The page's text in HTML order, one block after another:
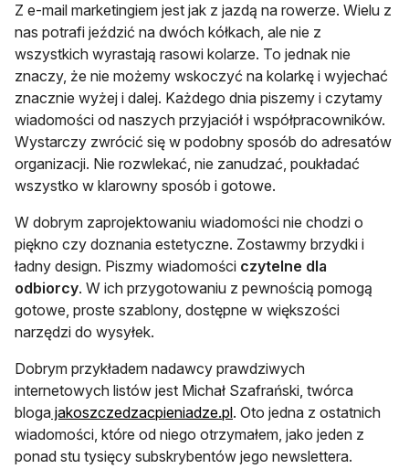
Z e-mail marketingiem jest jak z jazdą na rowerze. Wielu z
nas potrafi jeździć na dwóch kółkach, ale nie z
wszystkich wyrastają rasowi kolarze. To jednak nie
znaczy, że nie możemy wskoczyć na kolarkę i wyjechać
znacznie wyżej i dalej. Każdego dnia piszemy i czytamy
wiadomości od naszych przyjaciół i współpracowników.
Wystarczy zwrócić się w podobny sposób do adresatów
organizacji. Nie rozwlekać, nie zanudzać, poukładać
wszystko w klarowny sposób i gotowe.
W dobrym zaprojektowaniu wiadomości nie chodzi o
piękno czy doznania estetyczne. Zostawmy brzydki i
ładny design. Piszmy wiadomości czytelne dla
odbiorcy. W ich przygotowaniu z pewnością pomogą
gotowe, proste szablony, dostępne w większości
narzędzi do wysyłek.
Dobrym przykładem nadawcy prawdziwych
internetowych listów jest Michał Szafrański, twórca
bloga jakoszczedzacpieniadze.plotwiera się w nowej karcie
. Oto jedna z ostatnich
wiadomości, które od niego otrzymałem, jako jeden z
ponad stu tysięcy subskrybentów jego newslettera.